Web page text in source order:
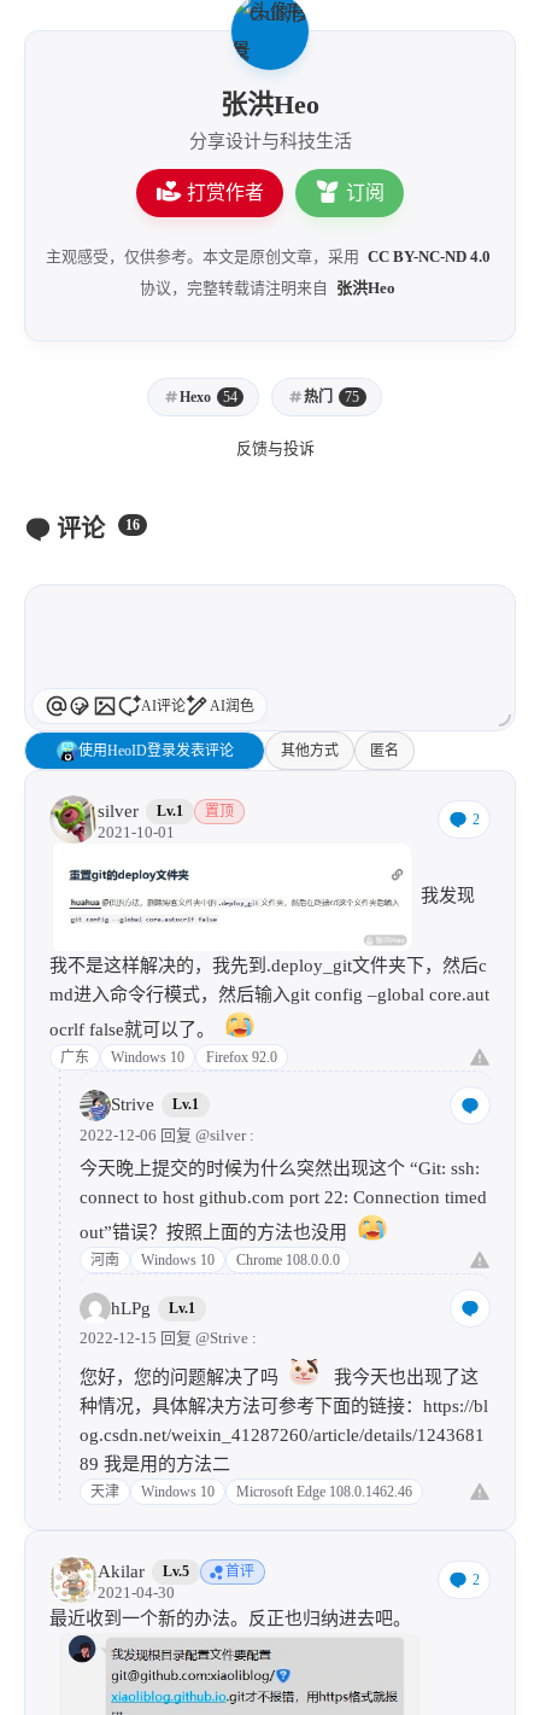
张洪Heo
分享设计与科技生活
打赏作者 订阅
主观感受，仅供参考。本文是原创文章，采用 CC BY-NC-ND 4.0
协议，完整转载请注明来自
张洪Heo
Hexo 54 热门 75
反馈与投诉
评论 16
AI评论 AI润色
使用HeoID登录发表评论 其他方式 匿名
silver Lv.1 置顶
2021-10-01
2
我发现
我不是这样解决的，我先到.deploy_git文件夹下，然后c
md进入命令行模式，然后输入git config –global core.aut
ocrlf false就可以了。
广东 Windows 10 Firefox 92.0
Strive Lv.1
2022-12-06 回复 @silver:
今天晚上提交的时候为什么突然出现这个 “Git: ssh:
connect to host github.com port 22: Connection timed
out”错误？按照上面的方法也没用
河南 Windows 10 Chrome 108.0.0.0
hLPg Lv.1
2022-12-15 回复 @Strive :
您好，您的问题解决了吗
我今天也出现了这
种情况，具体解决方法可参考下面的链接： https://bl
og.csdn.net/weixin_41287260/article/details/1243681
89 我是用的方法二
天津 Windows 10 Microsoft Edge 108.0.1462.46
Akilar Lv.5 首评
2021-04-30
2
最近收到一个新的办法。反正也归纳进去吧。